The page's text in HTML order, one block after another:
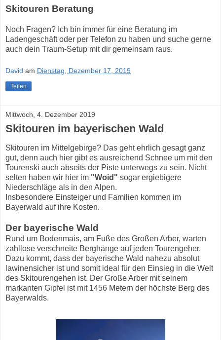
Skitouren Beratung
Noch Fragen? Ich bin immer für eine Beratung im
Ladengeschäft oder per Telefon zu haben und suche gerne
auch dein Traum-Setup mit dir gemeinsam raus.
David am Dienstag, Dezember 17, 2019
Teilen
Mittwoch, 4. Dezember 2019
Skitouren im bayerischen Wald
Skitouren im Mittelgebirge? Das geht ehrlich gesagt ganz
gut, denn auch hier gibt es ausreichend Schnee um mit den
Tourenski auch abseits der Piste unterwegs zu sein. Nicht
selten haben wir hier im "Woid" sogar ergiebigere
Niederschläge als in den Alpen.
Insbesondere Einsteiger und Familien kommen im
Bayerwald auf ihre Kosten.
Der bayerische Wald
Rund um Bodenmais, am Fuße des Großen Arber, warten
zahllose verschneite Berghänge auf jeden Tourengeher.
Dazu kommt, dass der bayerische Wald nahezu absolut
lawinensicher ist und somit ideal für den Einsieg in die Welt
des Skitourengehen ist. Der Große Arber mit seinem
markanten Gipfel ist mit 1456 Metern der höchste Berg des
Bayerwalds.